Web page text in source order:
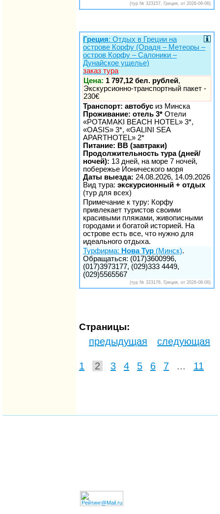
(тур № 323157, Греция, от 2026-08-06)
Греция: Отдых в Греции на
острове Корфу (Орадя – Метеоры –
остров Корфу – Салоники –
Дунайское ущелье)
заказ тура
Цена: 1 797,12 бел. рублей,
Экскурсионно-транспортный пакет -
230€
Транспорт: автобус из Минска
Проживание: отель 3* Отели
«POTAMAKI BEACH HOTEL» 3*,
«OASIS» 3*, «GALINI SEA
APARTHOTEL» 2*
Питание: BB (завтраки)
Продолжительность тура (дней/
ночей): 13 дней, на море 7 ночей,
побережье Ионического моря
Даты выезда: 24.08.2026, 14.09.2026
Вид тура: экскурсионный + отдых
(тур для всех)
Примечание к туру: Корфу
привлекает туристов своими
красивыми пляжами, живописными
городами и богатой историей. На
острове есть все, что нужно для
идеального отдыха.
Турфирма: Нова Тур (Минск).
Обращаться: (017)3600996,
(017)3973177, (029)333 4449,
(029)5565567
(тур № 323176, Греция, от 2026-08-06)
Страницы:
предыдущая следующая
1 2 3 4 5 6 7 ... 11